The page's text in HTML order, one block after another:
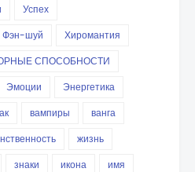
Успех
Фэн-шуй
Хиромантия
СПОСОБНОСТИ
Эмоции
Энергетика
вампиры
ванга
жизнь
знаки икона
имя